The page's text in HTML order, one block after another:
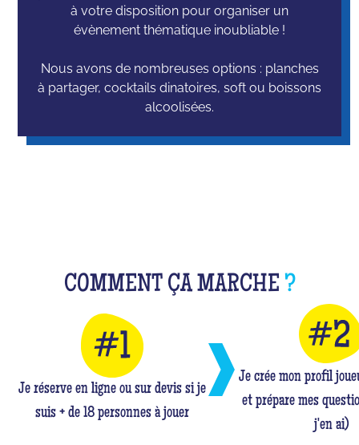
à votre disposition pour organiser un
évènement thématique inoubliable !
Nous avons de nombreuses options : planches
à partager, cocktails dinatoires, soft ou boissons
alcoolisées.
COMMENT ÇA MARCHE ?
Je réserve en ligne ou sur devis si je
suis + de 18 personnes à jouer
Je crée mon profil
et prépare mes
j'en ai)